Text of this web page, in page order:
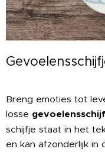
Breng emoties tot
losse
schijfje staat in het
en kan afzonderlijk